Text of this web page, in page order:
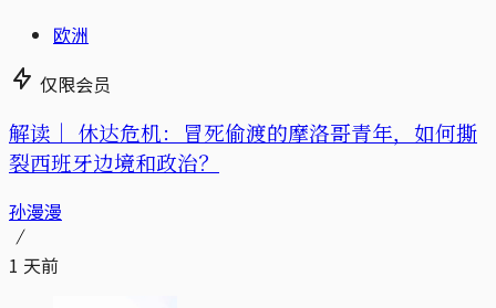
欧洲
仅限会员
解读｜ 休达危机：冒死偷渡的摩洛哥青年，如何撕
裂西班牙边境和政治？
孙漫漫
1 天前